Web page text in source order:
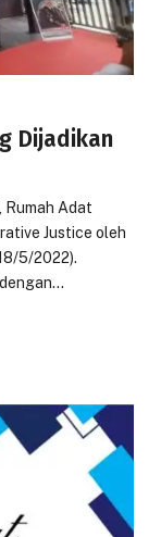
Dijadikan
Rumah Adat
Justice oleh
5/2022).